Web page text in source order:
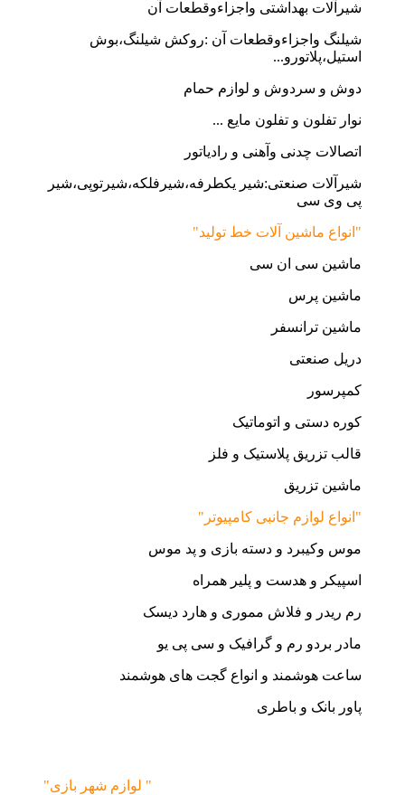
شیرآلات بهداشتی واجزاءوقطعات آن
شیلنگ واجزاءوقطعات آن :روکش شیلنگ،بوش
استیل،پلاتورو...
دوش و سردوش و لوازم حمام
نوار تفلون و تفلون مایع ...
اتصالات چدنی وآهنی و رادیاتور
شیرآلات صنعتی:شیر یکطرفه،شیرفلکه،شیرتوپی،شیر
پی وی سی
"انواع ماشین آلات خط تولید"
ماشین سی ان سی
ماشین پرس
ماشین ترانسفر
دریل صنعتی
کمپرسور
کوره دستی و اتوماتیک
قالب تزریق پلاستیک و فلز
ماشین تزریق
"انواع لوازم جانبی کامپیوتر"
موس وکیبرد و دسته بازی و پد موس
اسپیکر و هدست و پلیر همراه
رم ریدر و فلاش مموری و هارد دیسک
مادر بردو رم و گرافیک و سی پی یو
ساعت هوشمند و انواع گجت های هوشمند
پاور بانک و باطری
"لوازم شهر بازی "